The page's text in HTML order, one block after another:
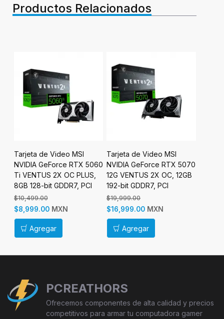
Productos Relacionados
Tarjeta de Video MSI
NVIDIA GeForce RTX 5060
Ti VENTUS 2X OC PLUS,
8GB 128-bit GDDR7, PCI
Express x16 5.0
$10,499.00
$8,999.00 MXN
Agregar
Tarjeta de Video MSI
NVIDIA GeForce RTX 5070
12G VENTUS 2X OC, 12GB
192-bit GDDR7, PCI
Express 5.0
$19,999.00
$16,999.00 MXN
Agregar
PCREATHORS
Ofrecemos componentes de alta calidad y precios
competitivos para armar tu computadora gamer